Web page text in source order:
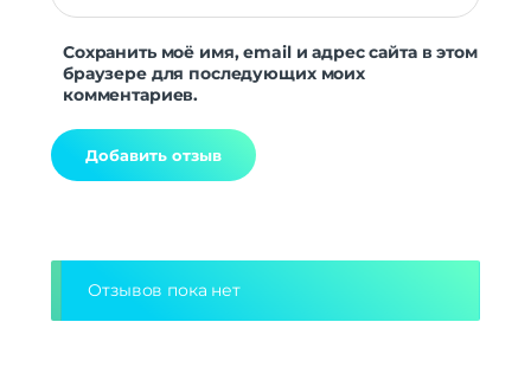
Сохранить моё имя, email и адрес сайта в этом
браузере для последующих моих
комментариев.
Отзывов пока нет